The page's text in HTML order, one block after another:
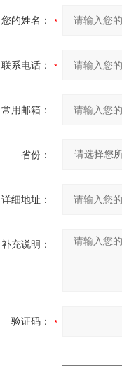
您的姓名：
联系电话：
常用邮箱：
省份：
详细地址：
补充说明：
验证码：